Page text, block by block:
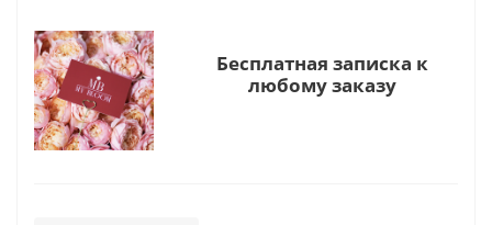
Бесплатная записка к
любому заказу